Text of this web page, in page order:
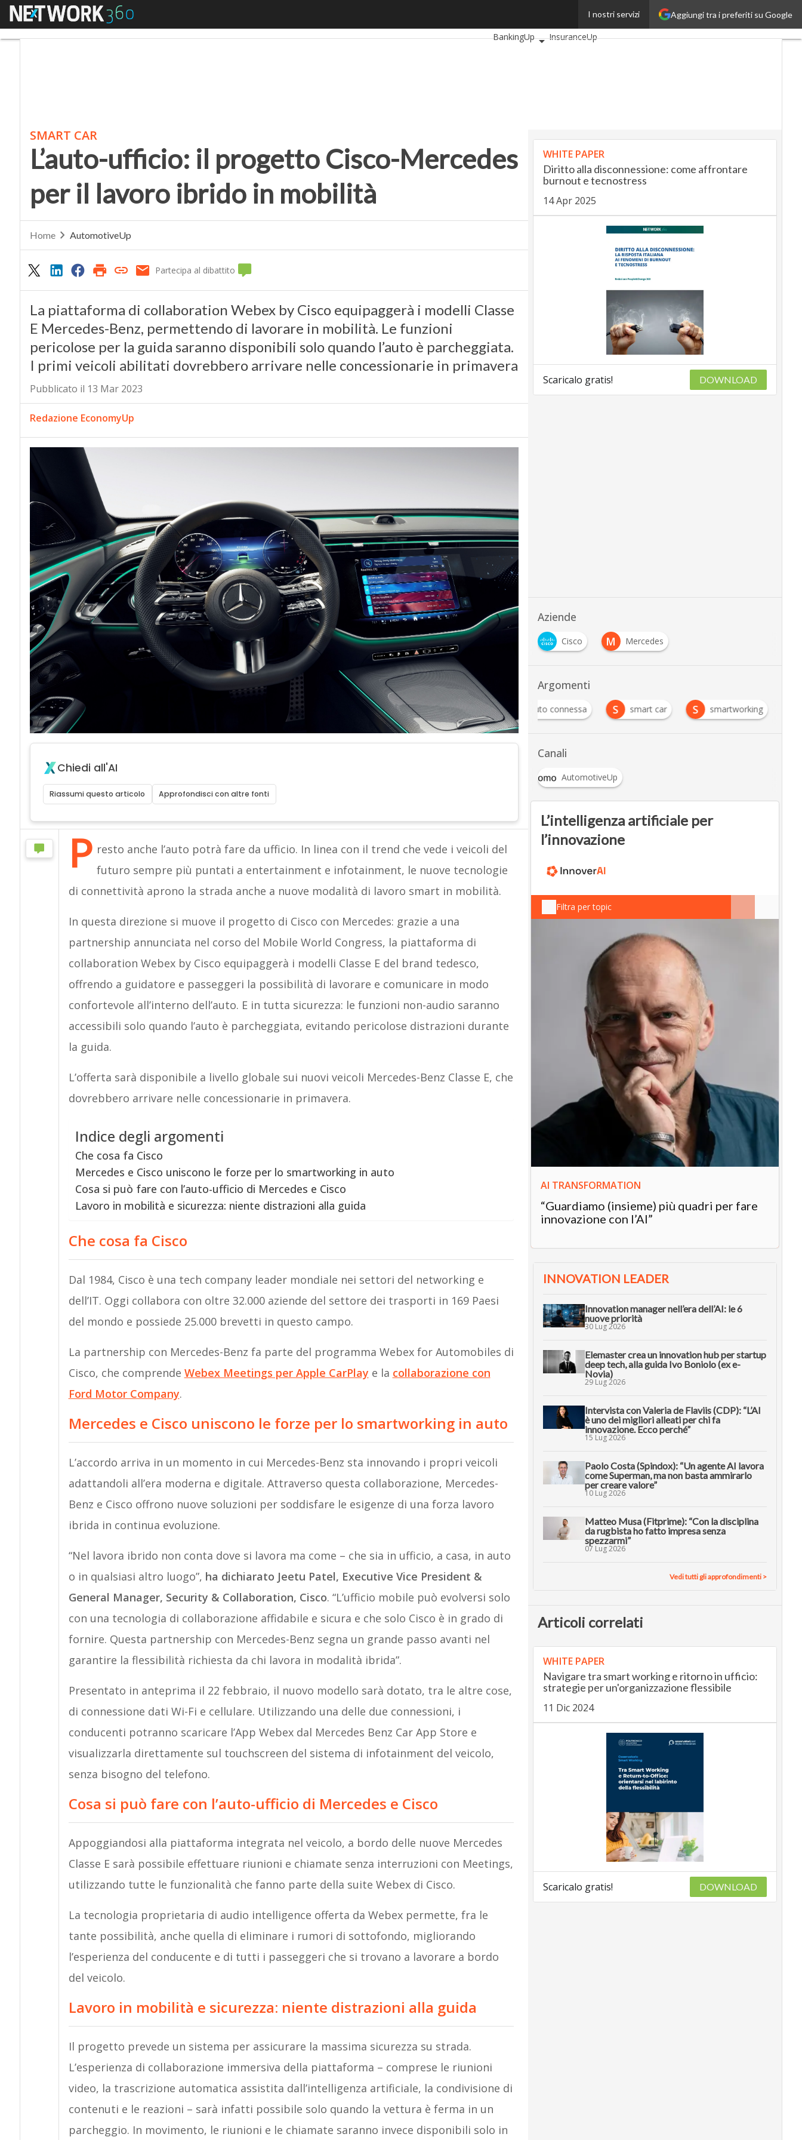
Aggiungi tra i preferiti su Google
I nostri servizi
Menu
AutomotiveUp
BankingUp
InsuranceUp
SMART CAR
L’auto-ufficio: il progetto Cisco-Mercedes
per il lavoro ibrido in mobilità
Home AutomotiveUp
Partecipa al dibattito
La piattaforma di collaboration Webex by Cisco equipaggerà i modelli Classe
E Mercedes-Benz, permettendo di lavorare in mobilità. Le funzioni
pericolose per la guida saranno disponibili solo quando l’auto è parcheggiata.
I primi veicoli abilitati dovrebbero arrivare nelle concessionarie in primavera
Pubblicato il 13 Mar 2023
Redazione EconomyUp
Chiedi all'AI
Riassumi questo articolo Approfondisci con altre fonti
P resto anche l’auto potrà fare da ufficio. In linea con il trend che vede i veicoli del
futuro sempre più puntati a entertainment e infotainment, le nuove tecnologie
di connettività aprono la strada anche a nuove modalità di lavoro smart in mobilità.
In questa direzione si muove il progetto di Cisco con Mercedes: grazie a una
partnership annunciata nel corso del Mobile World Congress, la piattaforma di
collaboration Webex by Cisco equipaggerà i modelli Classe E del brand tedesco,
offrendo a guidatore e passeggeri la possibilità di lavorare e comunicare in modo
confortevole all’interno dell’auto. E in tutta sicurezza: le funzioni non-audio saranno
accessibili solo quando l’auto è parcheggiata, evitando pericolose distrazioni durante
la guida.
L’offerta sarà disponibile a livello globale sui nuovi veicoli Mercedes-Benz Classe E, che
dovrebbero arrivare nelle concessionarie in primavera.
Indice degli argomenti
Che cosa fa Cisco
Mercedes e Cisco uniscono le forze per lo smartworking in auto
Cosa si può fare con l’auto-ufficio di Mercedes e Cisco
Lavoro in mobilità e sicurezza: niente distrazioni alla guida
Che cosa fa Cisco
Dal 1984, Cisco è una tech company leader mondiale nei settori del networking e
dell’IT. Oggi collabora con oltre 32.000 aziende del settore dei trasporti in 169 Paesi
del mondo e possiede 25.000 brevetti in questo campo.
La partnership con Mercedes-Benz fa parte del programma Webex for Automobiles di
Cisco, che comprende Webex Meetings per Apple CarPlay e la collaborazione con
Ford Motor Company.
Mercedes e Cisco uniscono le forze per lo smartworking in auto
L’accordo arriva in un momento in cui Mercedes-Benz sta innovando i propri veicoli
adattandoli all’era moderna e digitale. Attraverso questa collaborazione, Mercedes-
Benz e Cisco offrono nuove soluzioni per soddisfare le esigenze di una forza lavoro
ibrida in continua evoluzione.
“Nel lavora ibrido non conta dove si lavora ma come – che sia in ufficio, a casa, in auto
o in qualsiasi altro luogo”, ha dichiarato Jeetu Patel, Executive Vice President &
General Manager, Security & Collaboration, Cisco. “L’ufficio mobile può evolversi solo
con una tecnologia di collaborazione affidabile e sicura e che solo Cisco è in grado di
fornire. Questa partnership con Mercedes-Benz segna un grande passo avanti nel
garantire la flessibilità richiesta da chi lavora in modalità ibrida”.
Presentato in anteprima il 22 febbraio, il nuovo modello sarà dotato, tra le altre cose,
di connessione dati Wi-Fi e cellulare. Utilizzando una delle due connessioni, i
conducenti potranno scaricare l’App Webex dal Mercedes Benz Car App Store e
visualizzarla direttamente sul touchscreen del sistema di infotainment del veicolo,
senza bisogno del telefono.
Cosa si può fare con l’auto-ufficio di Mercedes e Cisco
Appoggiandosi alla piattaforma integrata nel veicolo, a bordo delle nuove Mercedes
Classe E sarà possibile effettuare riunioni e chiamate senza interruzioni con Meetings,
utilizzando tutte le funzionalità che fanno parte della suite Webex di Cisco.
La tecnologia proprietaria di audio intelligence offerta da Webex permette, fra le
tante possibilità, anche quella di eliminare i rumori di sottofondo, migliorando
l’esperienza del conducente e di tutti i passeggeri che si trovano a lavorare a bordo
del veicolo.
Lavoro in mobilità e sicurezza: niente distrazioni alla guida
Il progetto prevede un sistema per assicurare la massima sicurezza su strada.
L’esperienza di collaborazione immersiva della piattaforma – comprese le riunioni
video, la trascrizione automatica assistita dall’intelligenza artificiale, la condivisione di
contenuti e le reazioni – sarà infatti possibile solo quando la vettura è ferma in un
parcheggio. In movimento, le riunioni e le chiamate saranno invece disponibili solo in
WHITE PAPER
Diritto alla disconnessione: come affrontare
burnout e tecnostress
14 Apr 2025
Scaricalo gratis! DOWNLOAD
Aziende
Cisco M Mercedes
Argomenti
Auto connessa S smart car S smartworking
Canali
AutomotiveUp
L’intelligenza artificiale per
l’innovazione
Filtra per topic
AI TRANSFORMATION
“Guardiamo (insieme) più quadri per fare
innovazione con l’AI”
INNOVATION LEADER
Innovation manager nell’era dell’AI: le 6
nuove priorità
30 Lug 2026
Elemaster crea un innovation hub per startup
deep tech, alla guida Ivo Boniolo (ex e-
Novia)
29 Lug 2026
Intervista con Valeria de Flaviis (CDP): “L’AI
è uno dei migliori alleati per chi fa
innovazione. Ecco perché”
15 Lug 2026
Paolo Costa (Spindox): “Un agente AI lavora
come Superman, ma non basta ammirarlo
per creare valore”
10 Lug 2026
Matteo Musa (Fitprime): “Con la disciplina
da rugbista ho fatto impresa senza
spezzarmi”
07 Lug 2026
Vedi tutti gli approfondimenti >
Articoli correlati
WHITE PAPER
Navigare tra smart working e ritorno in ufficio:
strategie per un'organizzazione flessibile
11 Dic 2024
Scaricalo gratis! DOWNLOAD